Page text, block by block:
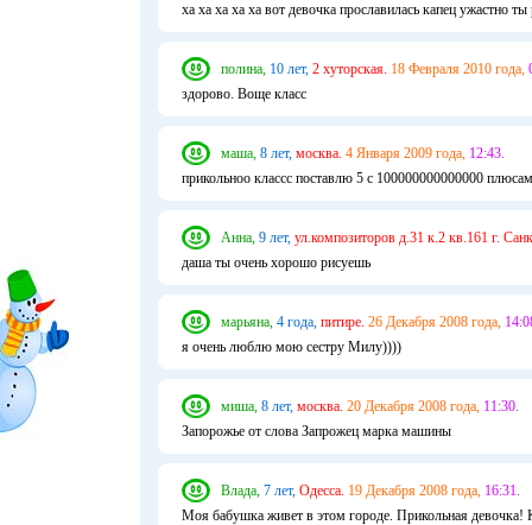
ха ха ха ха ха вот девочка прославилась капец ужастно
полина, 10 лет, 2 хуторская. 18 Февраля 2010 года,
здорово. Воще класс
маша, 8 лет, москва. 4 Января 2009 года, 12:43.
прикольноо классс поставлю 5 с 100000000000000
Анна, 9 лет, ул.композиторов д.31 к.2 кв.161 г.
даша ты очень хорошо рисуешь
марьяна, 4 года, питире. 26 Декабря 2008 года,
я очень люблю мою сестру Милу))))
миша, 8 лет, москва. 20 Декабря 2008 года, 11:30.
Запорожье от слова Запрожец марка машины
Влада, 7 лет, Одесса. 19 Декабря 2008 года, 16:31.
Моя бабушка живет в этом городе. Прикольная девочка!